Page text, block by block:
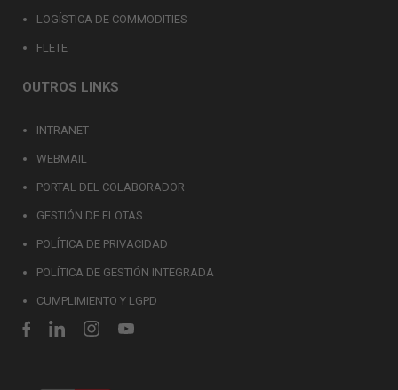
LOGÍSTICA DE COMMODITIES
FLETE
OUTROS LINKS
INTRANET
WEBMAIL
PORTAL DEL COLABORADOR
GESTIÓN DE FLOTAS
POLÍTICA DE PRIVACIDAD
POLÍTICA DE GESTIÓN INTEGRADA
CUMPLIMIENTO Y LGPD